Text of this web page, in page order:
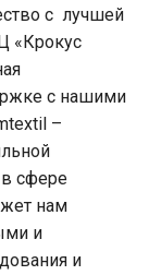
с лучшей
«Крокус
с нашими
–
сфере
нам
и
и